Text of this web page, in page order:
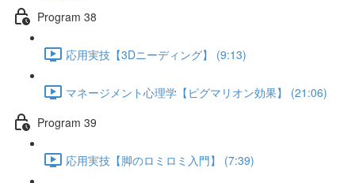
Program 38
応用実技【3Dニーディング】 (9:13)
マネージメント心理学【ピグマリオン効果】 (21:06)
Program 39
応用実技【脚のロミロミ入門】 (7:39)